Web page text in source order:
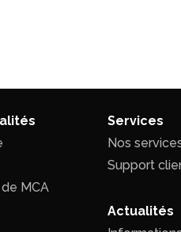
MCA
Services
Nos
Support
Actualités